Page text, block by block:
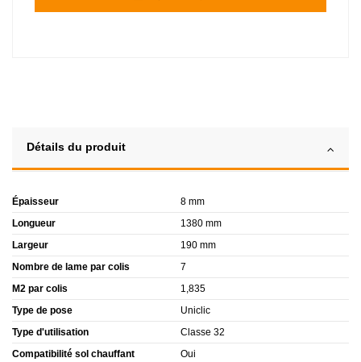
Détails du produit
Épaisseur
8 mm
Longueur
1380 mm
Largeur
190 mm
Nombre de lame par colis
7
M2 par colis
1,835
Type de pose
Uniclic
Type d'utilisation
Classe 32
Compatibilité sol chauffant
Oui